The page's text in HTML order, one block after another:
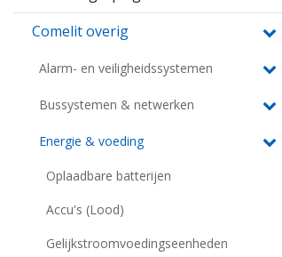
Comelit overig
Alarm- en veiligheidssystemen
Bussystemen & netwerken
Energie & voeding
Oplaadbare batterijen
Accu's (Lood)
Gelijkstroomvoedingseenheden